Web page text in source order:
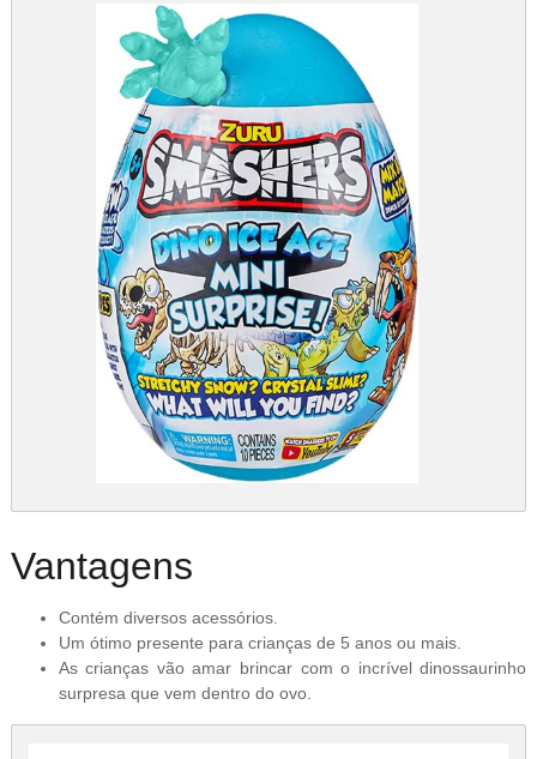
Vantagens
Contém diversos acessórios.
Um ótimo presente para crianças de 5 anos ou mais.
As crianças vão amar brincar com o incrível dinossaurinho
surpresa que vem dentro do ovo.